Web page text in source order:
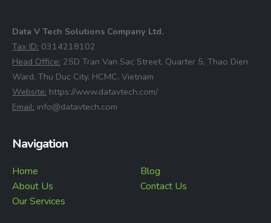
Data V Tech Solutions Company Ltd.
⁠Tax ID: 0314218102
⁠Head Office: 25D Tran Van Sac Street, Quarter 5, Thao Dien
Ward, Thu Duc City, HCMC, Vietnam
⁠Website: https://www.datavtech.com/
⁠Email: info@datavtech.com
Navigation
Home
About Us
Our Services
Blog
Contact Us